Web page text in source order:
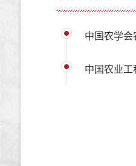
中国农学会
中国农业工